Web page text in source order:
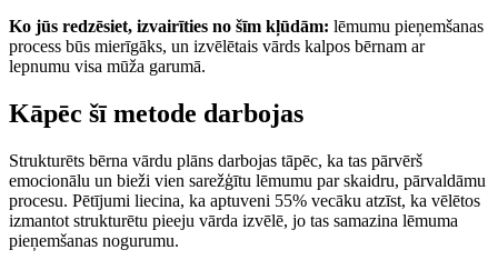
Ko jūs redzēsiet, izvairīties no šīm kļūdām: lēmumu pieņemšanas
process būs mierīgāks, un izvēlētais vārds kalpos bērnam ar
lepnumu visa mūža garumā.
Kāpēc šī metode darbojas
Strukturēts bērna vārdu plāns darbojas tāpēc, ka tas pārvērš
emocionālu un bieži vien sarežģītu lēmumu par skaidru, pārvaldāmu
procesu. Pētījumi liecina, ka aptuveni 55% vecāku atzīst, ka vēlētos
izmantot strukturētu pieeju vārda izvēlē, jo tas samazina lēmuma
pieņemšanas nogurumu.